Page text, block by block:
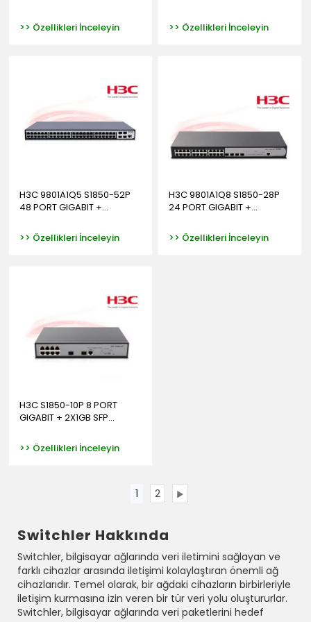
>> Özellikleri İnceleyin >> Özellikleri İnceleyin
H3C 9801A1Q5 S1850-52P
48 PORT GIGABIT +...
>> Özellikleri İnceleyin
H3C 9801A1Q8 S1850-28P
24 PORT GIGABIT +...
>> Özellikleri İnceleyin
H3C S1850-10P 8 PORT
GIGABIT + 2X1GB SFP...
>> Özellikleri İnceleyin
1 2
Switchler Hakkında
Switchler, bilgisayar ağlarında veri iletimini sağlayan ve
farklı cihazlar arasında iletişimi kolaylaştıran önemli ağ
cihazlarıdır. Temel olarak, bir ağdaki cihazların birbirleriyle
iletişim kurmasına izin veren bir tür veri yolu oluştururlar.
Switchler, bilgisayar ağlarında veri paketlerini hedef